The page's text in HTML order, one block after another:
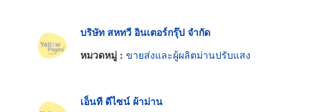
บริษัท สหทวี อินเตอร์กรุ๊ป จำกัด
หมวดหมู่ : ขายส่งและผู้ผลิตม่านปรับแสง
เอ็นที ดีไซน์ ผ้าม่าน